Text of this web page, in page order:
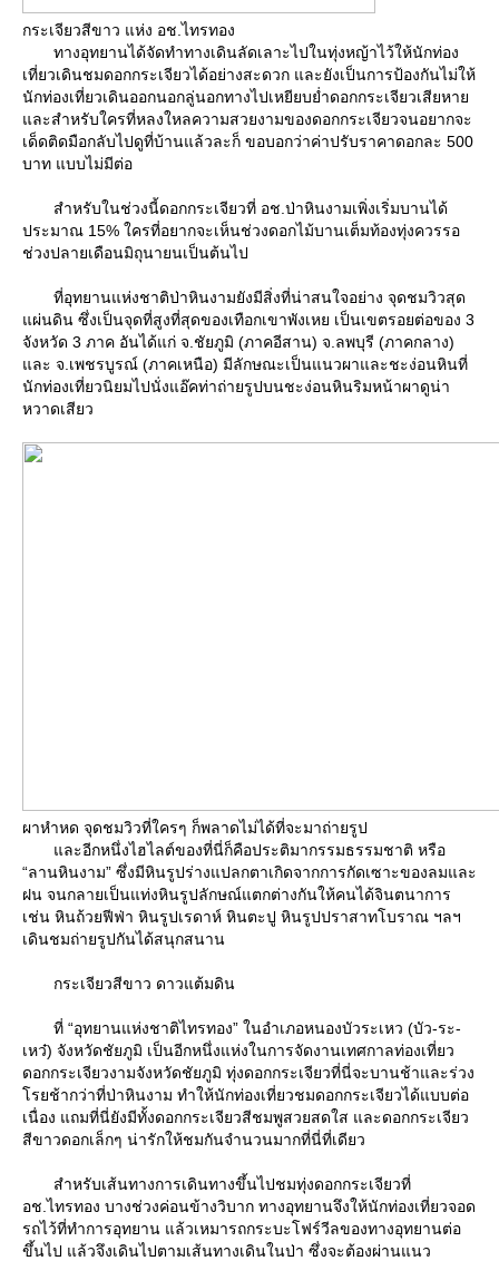
กระเจียวสีขาว แห่ง อช.ไทรทอง
ทางอุทยานได้จัดทำทางเดินลัดเลาะไปในทุ่งหญ้าไว้ให้นักท่อง
เที่ยวเดินชมดอกกระเจียวได้อย่างสะดวก และยังเป็นการป้องกันไม่ให้
นักท่องเที่ยวเดินออกนอกลู่นอกทางไปเหยียบย่ำดอกกระเจียวเสียหา
ละสำหรับใครที่หลงใหลความสวยงามของดอกกระเจียวจนอยากจะ
เด็ดติดมือกลับไปดูที่บ้านแล้วละก็ ขอบอกว่าค่าปรับราคาดอกละ 500
บาท แบบไม่มีต่อ
สำหรับในช่วงนี้ดอกกระเจียวที่ อช.ป่าหินงามเพิ่งเริ่มบานได้
ประมาณ 15% ใครที่อยากจะเห็นช่วงดอกไม้บานเต็มท้องทุ่งควรรอ
ช่วงปลายเดือนมิถุนายนเป็นต้นไป
ที่อุทยานแห่งชาติป่าหินงามยังมีสิ่งที่น่าสนใจอย่าง จุดชมวิวสุด
ผ่นดิน ซึ่งเป็นจุดที่สูงที่สุดของเทือกเขาพังเหย เป็นเขตรอยต่อของ 3
จังหวัด 3 ภาค อันได้แก่ จ.ชัยภูมิ (ภาคอีสาน) จ.ลพบุรี (ภาคกลาง)
ละ จ.เพชรบูรณ์ (ภาคเหนือ) มีลักษณะเป็นแนวผาและชะง่อนหินที่
นักท่องเที่ยวนิยมไปนั่งแอ๊คท่าถ่ายรูปบนชะง่อนหินริมหน้าผาดูน่า
หวาดเสียว
ผาหำหด จุดชมวิวที่ใครๆ ก็พลาดไม่ได้ที่จะมาถ่ายรูป
ละอีกหนึ่งไฮไลต์ของที่นี่ก็คือประติมากรรมธรรมชาติ หรือ
“ลานหินงาม” ซึ่งมีหินรูปร่างแปลกตาเกิดจากการกัดเซาะของลมและ
ฝน จนกลายเป็นแท่งหินรูปลักษณ์แตกต่างกันให้คนได้จินตนาการ
เช่น หินถ้วยฟีฟ่า หินรูปเรดาห์ หินตะปู หินรูปปราสาทโบราณ ฯลฯ
เดินชมถ่ายรูปกันได้สนุกสนาน
กระเจียวสีขาว ดาวแต้มดิน
ที่ “อุทยานแห่งชาติไทรทอง” ในอำเภอหนองบัวระเหว (บัว-ระ-
เหว๋) จังหวัดชัยภูมิ เป็นอีกหนึ่งแห่งในการจัดงานเทศกาลท่องเที่ยว
ดอกกระเจียวงามจังหวัดชัยภูมิ ทุ่งดอกกระเจียวที่นี่จะบานช้าและร่วง
รยช้ากว่าที่ป่าหินงาม ทำให้นักท่องเที่ยวชมดอกกระเจียวได้แบบต่อ
เนื่อง แถมที่นี่ยังมีทั้งดอกกระเจียวสีชมพูสวยสดใส และดอกกระเจียว
สีขาวดอกเล็กๆ น่ารักให้ชมกันจำนวนมากที่นี่ที่เดียว
สำหรับเส้นทางการเดินทางขึ้นไปชมทุ่งดอกกระเจียวที่
อช.ไทรทอง บางช่วงค่อนข้างวิบาก ทางอุทยานจึงให้นักท่องเที่ยวจอด
รถไว้ที่ทำการอุทยาน แล้วเหมารถกระบะโฟร์วีลของทางอุทยานต่อ
ขึ้นไป แล้วจึงเดินไปตามเส้นทางเดินในป่า ซึ่งจะต้องผ่านแนว